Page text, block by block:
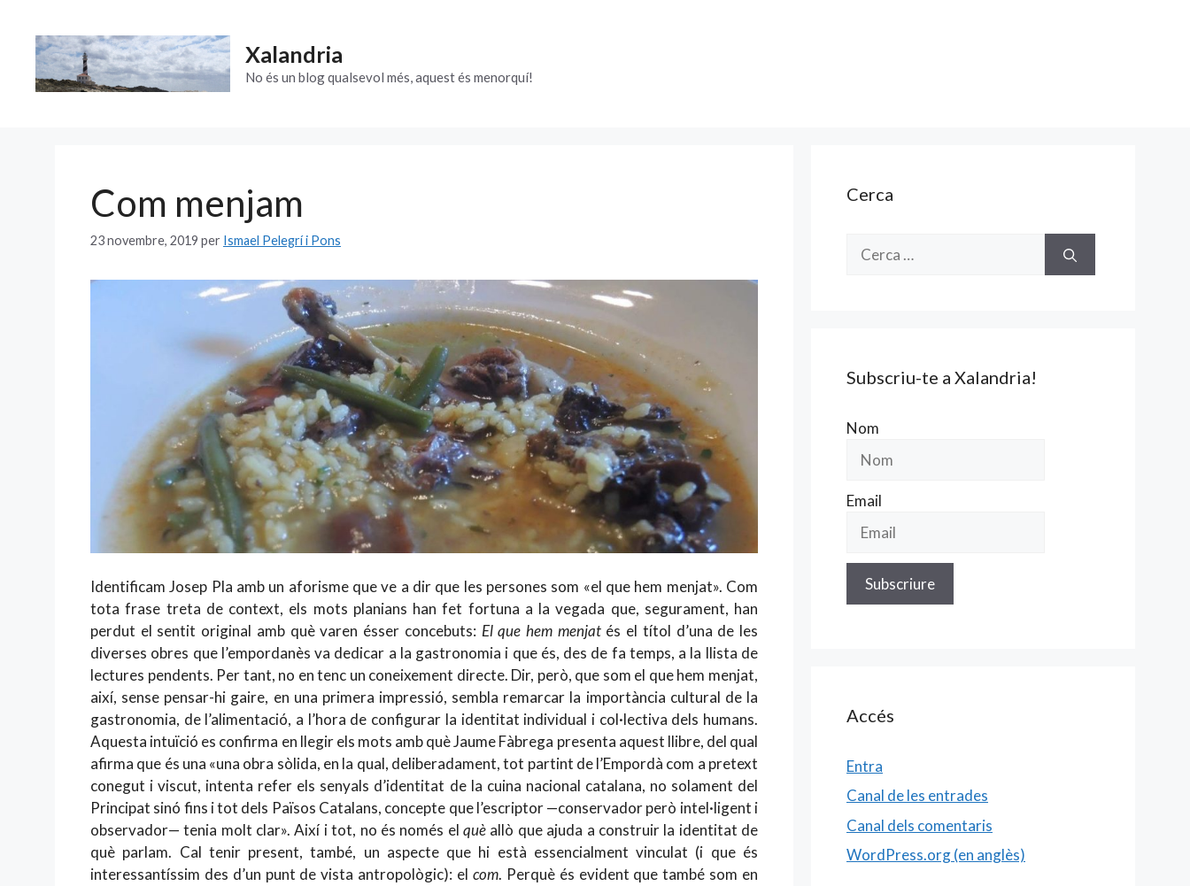
contingut
Xalandria
No és un blog qualsevol més, aquest és menorquí!
Com menjam
23 novembre, 2019 per Ismael Pelegrí i Pons
Identificam Josep Pla amb un aforisme que ve a dir que les persones som «el que hem menjat». Com
tota frase treta de context, els mots planians han fet fortuna a la vegada que, segurament, han
perdut el sentit original amb què varen ésser concebuts: El que hem menjatés el títol d’una de les
diverses obres que l’empordanès va dedicar a la gastronomia i que és, des de fa temps, a la llista de
lectures pendents. Per tant, no en tenc un coneixement directe. Dir, però, que som el que hem menjat,
així, sense pensar-hi gaire, en una primera impressió, sembla remarcar la importància cultural de la
gastronomia, de l’alimentació, a l’hora de configurar la identitat individual i col·lectiva dels humans.
Aquesta intuïció es confirma en llegir els mots amb què Jaume Fàbrega presenta aquest llibre, del qual
afirma que és una «una obra sòlida, en la qual, deliberadament, tot partint de l’Empordà com a pretext
conegut i viscut, intenta refer els senyals d’identitat de la cuina nacional catalana, no solament del
Principat sinó fins i tot dels Països Catalans, concepte que l’escriptor —conservador però intel·ligent i
observador— tenia molt clar». Així i tot, no és només elquè allò que ajuda a construir la identitat de
què parlam. Cal tenir present, també, un aspecte que hi està essencialment vinculat (i que és
interessantíssim des d’un punt de vista antropològic): el com. Perquè és evident que també som en
Cerca
Subscriu-te a Xalandria!
Nom
Email
Accés
Entra
Canal de les entrades
Canal dels comentaris
WordPress.org (en anglès)